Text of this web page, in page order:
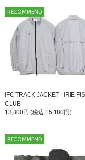
RECOMMEND
IFC TRACK JACKET - IRIE
CLUB
13,800円 (税込 15,180円)
RECOMMEND